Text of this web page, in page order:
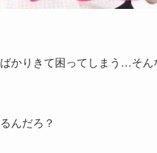
かりきて困ってしまう…そん
んだろ？